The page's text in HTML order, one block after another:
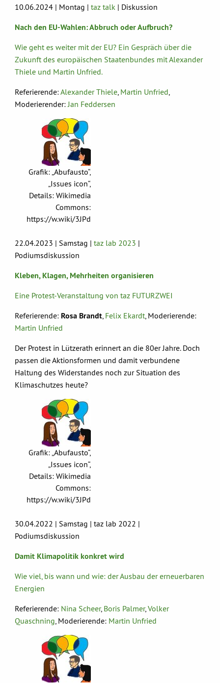
10.06.2024 | Montag | taz talk | Diskussion
Nach den EU-Wahlen: Abbruch oder Aufbruch?
Wie geht es weiter mit der EU? Ein Gespräch über die
Zukunft des europäischen Staatenbundes mit Alexander
Thiele und Martin Unfried.
Referierende:Alexander Thiele, Martin Unfried,
Moderierender:Jan Feddersen
Grafik: „Abufausto“,
„Issues icon“,
Details: Wikimedia
Commons:
https://w.wiki/3JPd
22.04.2023 | Samstag | taz lab 2023 |
Podiumsdiskussion
Kleben, Klagen, Mehrheiten organisieren
Eine Protest-Veranstaltung von taz FUTURZWEI
Referierende: Rosa Brandt, Felix Ekardt, Moderierende:
Martin Unfried
Der Protest in Lützerath erinnert an die 80er Jahre. Doch
passen die Aktionsformen und damit verbundene
Haltung des Widerstandes noch zur Situation des
Klimaschutzes heute?
Grafik: „Abufausto“,
„Issues icon“,
Details: Wikimedia
Commons:
https://w.wiki/3JPd
30.04.2022 | Samstag | taz lab 2022 |
Podiumsdiskussion
Damit Klimapolitik konkret wird
Wie viel, bis wann und wie: der Ausbau der erneuerbaren
Energien
Referierende: Nina Scheer, Boris Palmer,Volker
Quaschning, Moderierende: Martin Unfried